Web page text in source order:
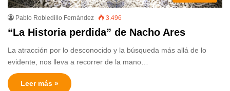
Pablo Robledillo Fernández 3.496
“La Historia perdida” de Nacho Ares
La atracción por lo desconocido y la búsqueda más allá de lo
evidente, nos lleva a recorrer de la mano…
Leer más »